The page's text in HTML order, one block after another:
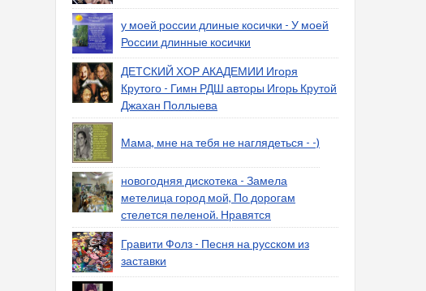
у моей россии длиные косички - У моей
России длинные косички
ДЕТСКИЙ ХОР АКАДЕМИИ Игоря
Крутого - Гимн РДШ авторы Игорь Крутой
Джахан Поллыева
Мама, мне на тебя не наглядеться - -)
новогодняя дискотека - Замела
метелица город мой, По дорогам
стелется пеленой. Нравятся
Гравити Фолз - Песня на русском из
заставки